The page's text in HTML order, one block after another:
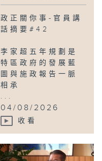
政正關你事-官員講
話摘要#42
李家超五年規劃是
特區政府的發展藍
圖與施政報告一脈
相承
...
04/08/2026
收看